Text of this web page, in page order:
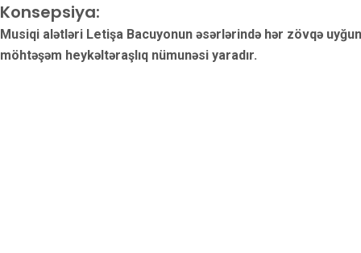
Konsepsiya:
Musiqi alətləri Letişa Bacuyonun əsərlərində hər zövqə
möhtəşəm heykəltəraşlıq nümunəsi yaradır.